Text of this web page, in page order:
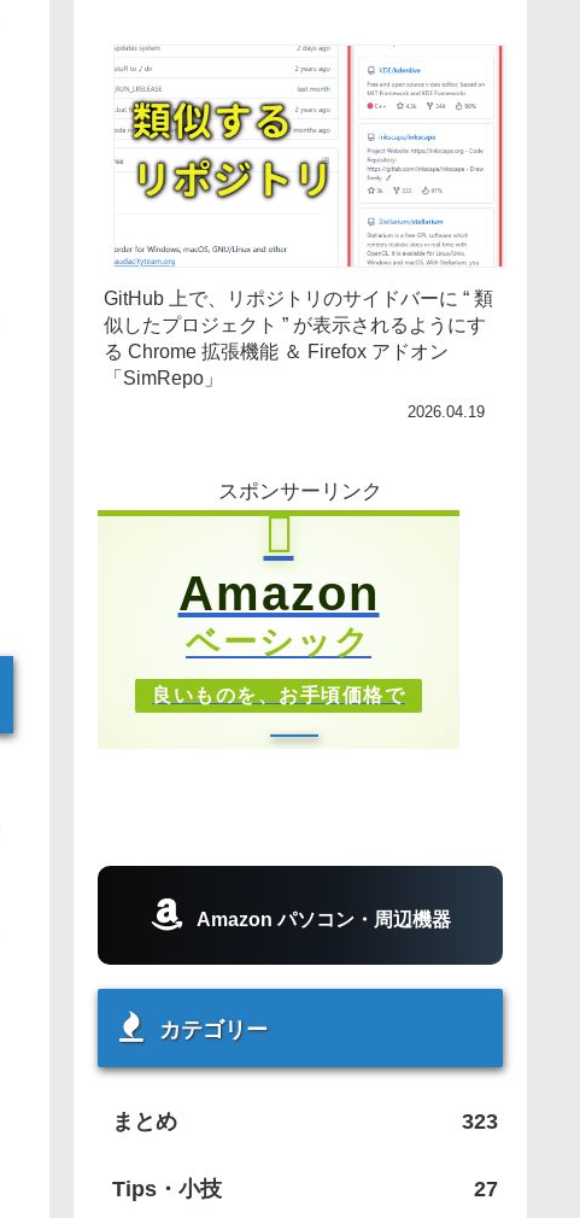
GitHub 上で、リポジトリのサイドバーに “ 類
似したプロジェクト ” が表示されるようにす
る Chrome 拡張機能 ＆ Firefox アドオン
「SimRepo」
2026.04.19
スポンサーリンク
Amazon
ベーシック
良いものを、お手頃価格で
Amazon パソコン・周辺機器
カテゴリー
まとめ 323
Tips・小技 27